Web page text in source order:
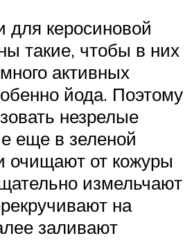
для керосиновой
такие, чтобы в них
активных
йода. Поэтому
незрелые
еще в зеленой
очищают от кожуры
измельчают
на
заливают